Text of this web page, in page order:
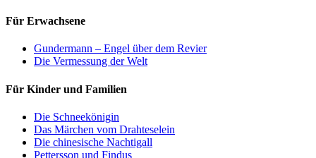
Für Erwachsene
Gundermann – Engel über dem Revier
Die Vermessung der Welt
Für Kinder und Familien
Die Schneekönigin
Das Märchen vom Drahteselein
Die chinesische Nachtigall
Pettersson und Findus